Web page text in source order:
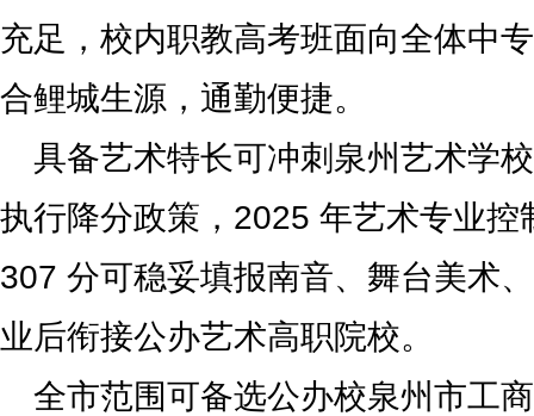
充足，校内职教高考班面向全体中
合鲤城生源，通勤便捷。
具备艺术特长可冲刺泉州艺术学
执行降分政策，2025 年艺术专业控
307 分可稳妥填报南音、舞台美术
业后衔接公办艺术高职院校。
全市范围可备选公办校泉州市工